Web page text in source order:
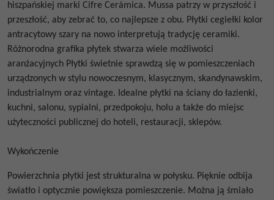
hiszpańskiej marki Cifre Cerámica. Mussa patrzy w przyszłość i
przeszłość, aby zebrać to, co najlepsze z obu. Płytki cegiełki kolor
antracytowy szary na nowo interpretują tradycję ceramiki.
Różnorodna grafika płytek stwarza wiele możliwości
aranżacyjnych Płytki świetnie sprawdzą się w pomieszczeniach
urządzonych w stylu nowoczesnym, klasycznym, skandynawskim,
industrialnym oraz vintage. Idealne płytki na ściany do łazienki,
kuchni, salonu, sypialni, przedpokoju, holu a także do miejsc
użyteczności publicznej do hoteli, restauracji, sklepów.
Wykończenie
Powierzchnia płytki jest strukturalna w połysku. Pięknie odbija
światło i optycznie powiększa pomieszczenie. Można ją śmiało